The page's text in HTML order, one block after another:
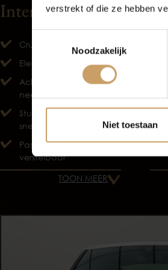
verstrekt of die ze hebben
Noodzakelijk
Niet toestaan
Interieur
Cruise control
Elektrische ramen voor
Achterbank in delen
neerklapbaar
Stuurbekrachtiging
snelheidsafhankelijk
Passagiersstoel in hoogte
verstelbaar
TOON MEER